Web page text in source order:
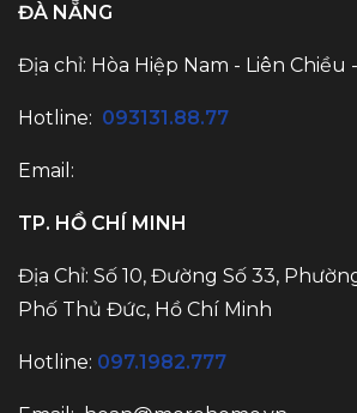
ĐÀ NẴNG
Địa chỉ: Hòa Hiệp Nam - Liên Chiều
Hotline: 093131.88.77
Email:
TP. HỒ CHÍ MINH
Địa Chỉ: Số 10, Đường Số 33,
Phố Thủ Đức, Hồ Chí Minh
Hotline: 097.1982.777